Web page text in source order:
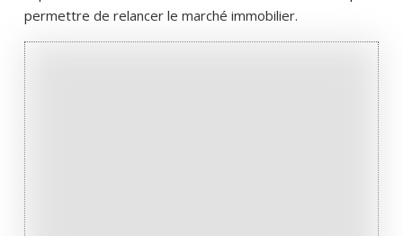
permettre de relancer le marché immobilier.